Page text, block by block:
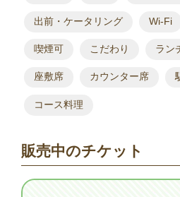
出前・ケータリング Wi-Fi
喫煙可 こだわり ラン
座敷席 カウンター席
コース料理
販売中のチケット